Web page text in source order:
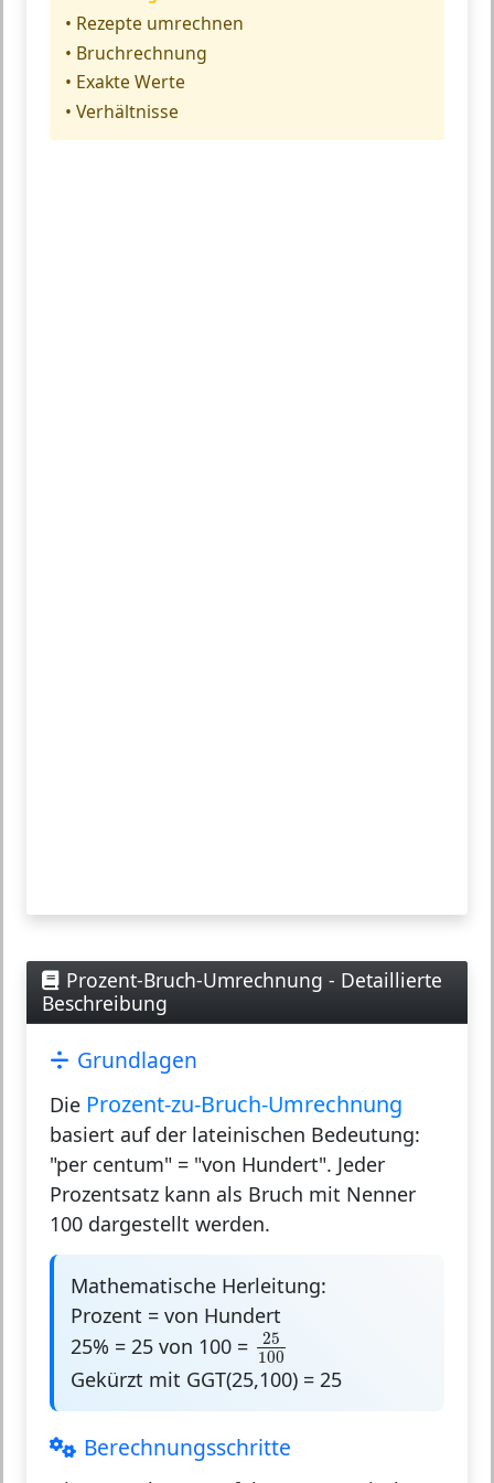
• Rezepte umrechnen
• Bruchrechnung
• Exakte Werte
• Verhältnisse
Prozent-Bruch-Umrechnung - Detaillierte
Beschreibung
Grundlagen
Die Prozent-zu-Bruch-Umrechnung
basiert auf der lateinischen Bedeutung:
"per centum" = "von Hundert". Jeder
Prozentsatz kann als Bruch mit Nenner
100 dargestellt werden.
Mathematische Herleitung:
Prozent = von Hundert
25% = 25 von 100 =
25
100
25
Gekürzt mit GGT(25,100) = 25
Berechnungsschritte